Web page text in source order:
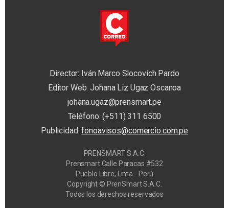
Director: Iván Marco Slocovich Pardo
Editor Web: Johana Liz Ugaz Oscanoa
johana.ugaz@prensmart.pe
Teléfono: (+511) 311 6500
Publicidad:fonoavisos@comercio.com.pe
PRENSMART S.A.C.
Prensmart Calle Paracas #532
Pueblo Libre, Lima - Perú
Copyright © PrenSmart S.A.C.
Todos los derechos reservados